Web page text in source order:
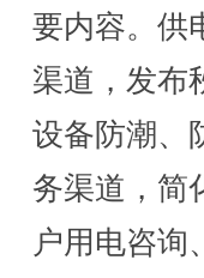
要内容。供
渠道，发布
设备防潮、
务渠道，简
户用电咨询